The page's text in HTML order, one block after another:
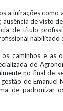
a infrações como
ausência de visto
de título
habilitado
os caminhos e as
de
no final de
de Emanuel
de padronizar